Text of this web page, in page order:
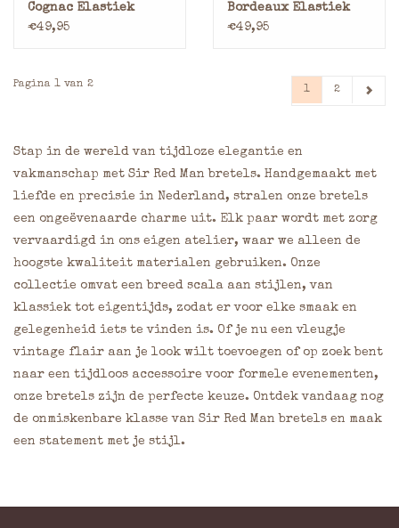
Cognac Elastiek
€49,95
Bordeaux Elastiek
€49,95
Pagina 1 van 2 1 2
Stap in de wereld van tijdloze elegantie en
vakmanschap met Sir Red Man bretels. Handgemaakt met
liefde en precisie in Nederland, stralen onze bretels
een ongeëvenaarde charme uit. Elk paar wordt met zorg
vervaardigd in ons eigen atelier, waar we alleen de
hoogste kwaliteit materialen gebruiken. Onze
collectie omvat een breed scala aan stijlen, van
klassiek tot eigentijds, zodat er voor elke smaak en
gelegenheid iets te vinden is. Of je nu een vleugje
vintage flair aan je look wilt toevoegen of op zoek bent
naar een tijdloos accessoire voor formele evenementen,
onze bretels zijn de perfecte keuze. Ontdek vandaag nog
de onmiskenbare klasse van Sir Red Man bretels en maak
een statement met je stijl.